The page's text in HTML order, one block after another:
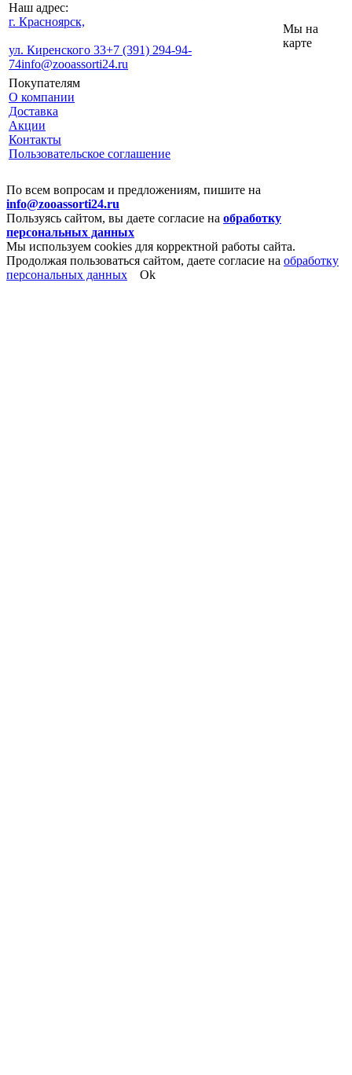
Наш адрес:
г. Красноярск,
ул. Киренского 33+7 (391) 294-94-
74info@zooassorti24.ru
Мы на
карте
Покупателям
О компании
Доставка
Акции
Контакты
Пользовательское соглашение
По всем вопросам и предложениям, пишите на
info@zooassorti24.ru
Пользуясь сайтом, вы даете согласие на обработку
персональных данных
Мы используем cookies для корректной работы сайта.
Продолжая пользоваться сайтом, даете согласие на обработку
персональных данных
Ok